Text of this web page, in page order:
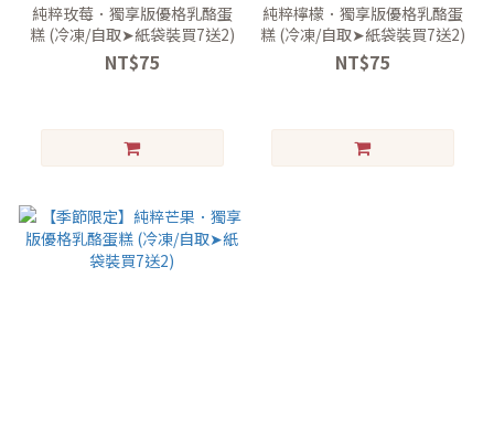
純粹玫莓．獨享版優格乳酪蛋
糕 (冷凍/自取➤紙袋裝買7送2)
NT$75
純粹檸檬．獨享版優格乳酪蛋
糕 (冷凍/自取➤紙袋裝買7送2)
NT$75